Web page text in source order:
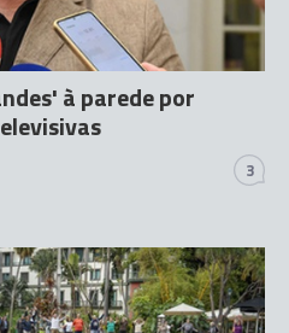
à parede por
3